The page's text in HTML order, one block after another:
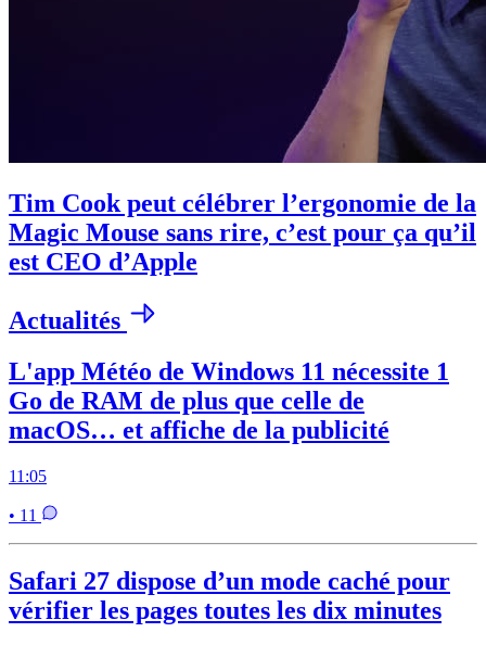
Tim Cook peut célébrer l’ergonomie de la
Magic Mouse sans rire, c’est pour ça qu’il
est CEO d’Apple
Actualités
L'app Météo de Windows 11 nécessite 1
Go de RAM de plus que celle de
macOS… et affiche de la publicité
11:05
• 11
Safari 27 dispose d’un mode caché pour
vérifier les pages toutes les dix minutes